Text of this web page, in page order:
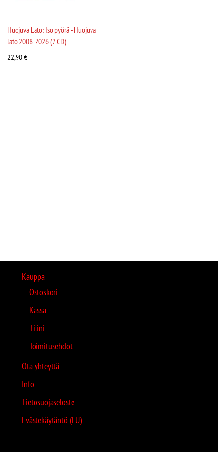
Huojuva Lato: Iso pyörä - Huojuva
lato 2008-2026 (2 CD)
22,90€
Kauppa
Ostoskori
Kassa
Tilini
Toimitusehdot
Ota yhteyttä
Info
Tietosuojaseloste
Evästekäytäntö (EU)